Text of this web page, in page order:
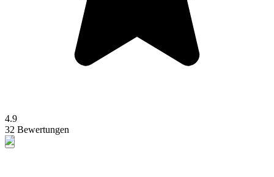
4.9
32 Bewertungen